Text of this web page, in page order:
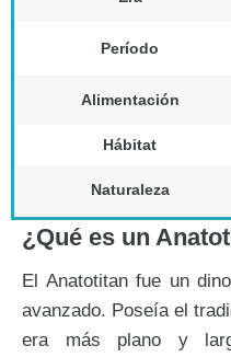
Período
Alimentación
Hábitat
Naturaleza
¿Qué es un
El Anatotitan fue un
avanzado. Poseía el
era más plano y